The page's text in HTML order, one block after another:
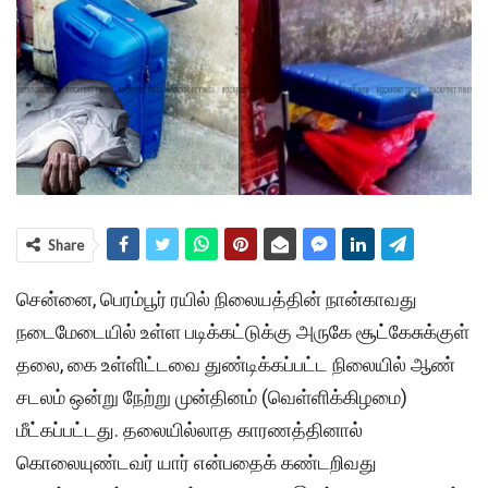
Share
சென்னை, பெரம்பூர் ரயில் நிலையத்தின் நான்காவது
நடைமேடையில் உள்ள படிக்கட்டுக்கு அருகே சூட்கேசுக்குள்
தலை, கை உள்ளிட்டவை துண்டிக்கப்பட்ட நிலையில் ஆண்
சடலம் ஒன்று நேற்று முன்தினம் (வெள்ளிக்கிழமை)
மீட்கப்பட்டது. தலையில்லாத காரணத்தினால்
கொலையுண்டவர் யார் என்பதைக் கண்டறிவது